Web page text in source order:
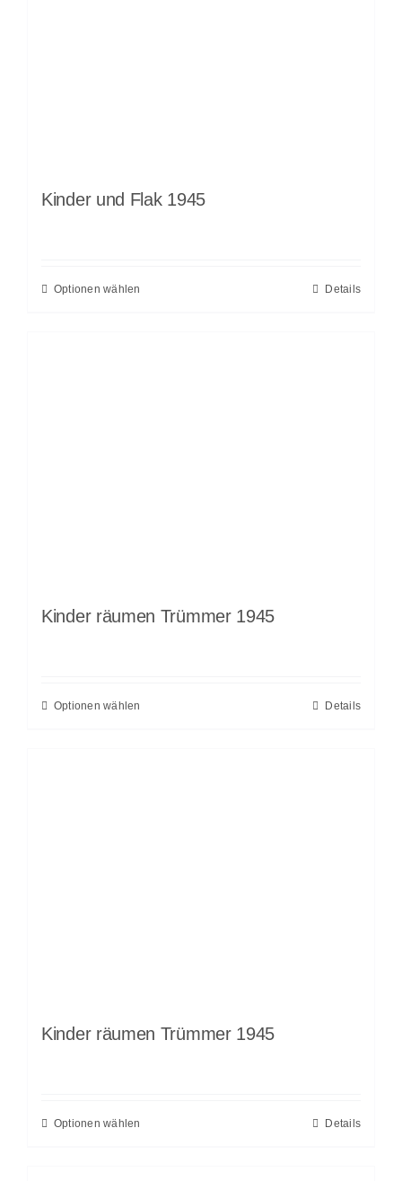
Kinder und Flak 1945
Optionen wählen Details
Kinder räumen Trümmer 1945
Optionen wählen Details
Kinder räumen Trümmer 1945
Optionen wählen Details